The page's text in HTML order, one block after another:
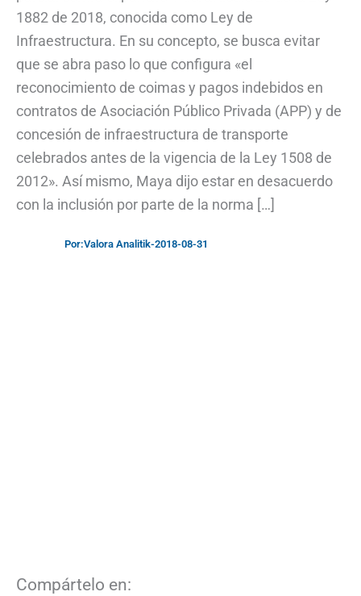
1882 de 2018, conocida como Ley de
Infraestructura. En su concepto, se busca evitar
que se abra paso lo que configura «el
reconocimiento de coimas y pagos indebidos en
contratos de Asociación Público Privada (APP) y de
concesión de infraestructura de transporte
celebrados antes de la vigencia de la Ley 1508 de
2012». Así mismo, Maya dijo estar en desacuerdo
con la inclusión por parte de la norma […]
Por:Valora Analitik-2018-08-31
Compártelo en: